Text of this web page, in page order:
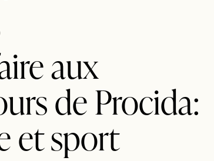
aux
de Procida:
et sport